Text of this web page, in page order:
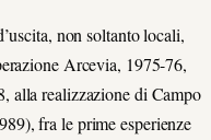
non soltanto locali,
Arcevia, 1975-76,
alla realizzazione di Campo
fra le prime esperienze